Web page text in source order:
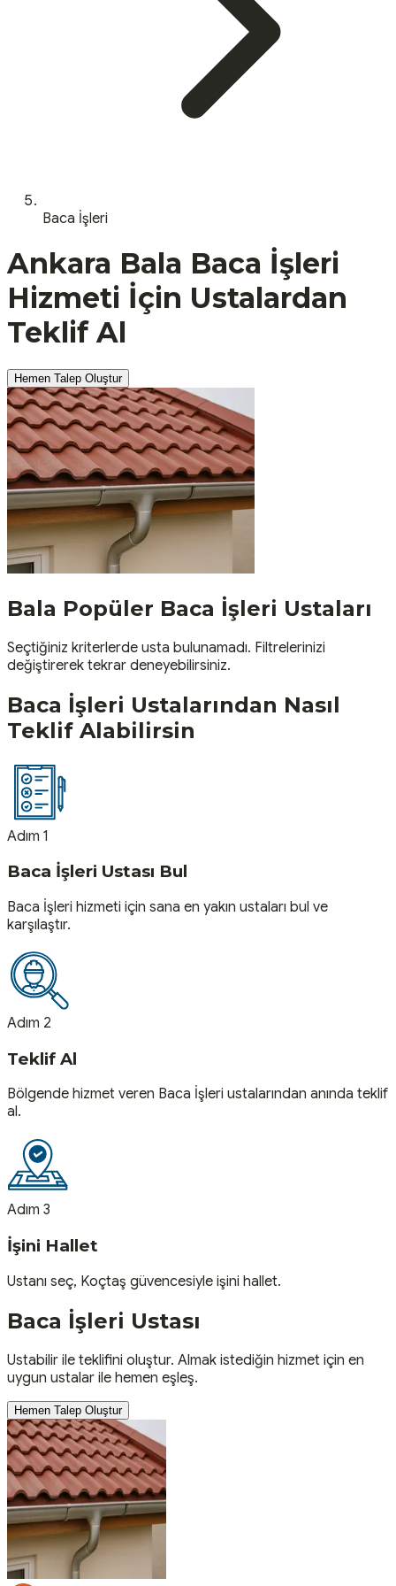
Baca İşleri
Ankara Bala Baca İşleri
Hizmeti İçin Ustalardan
Teklif Al
Hemen Talep Oluştur
Bala Popüler Baca İşleri Ustaları
Seçtiğiniz kriterlerde usta bulunamadı. Filtrelerinizi
değiştirerek tekrar deneyebilirsiniz.
Baca İşleri Ustalarından Nasıl
Teklif Alabilirsin
Adım 1
Baca İşleri Ustası Bul
Baca İşleri hizmeti için sana en yakın ustaları bul ve
karşılaştır.
Adım 2
Teklif Al
Bölgende hizmet veren Baca İşleri ustalarından anında teklif
al.
Adım 3
İşini Hallet
Ustanı seç, Koçtaş güvencesiyle işini hallet.
Baca İşleri Ustası
Ustabilir ile teklifini oluştur. Almak istediğin hizmet için en
uygun ustalar ile hemen eşleş.
Hemen Talep Oluştur